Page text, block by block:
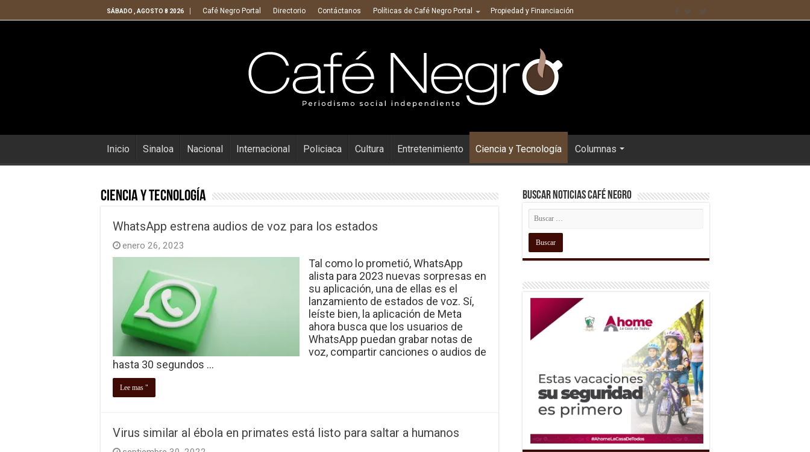
SÁBADO , AGOSTO 8 2026 Café Negro Portal Directorio Contáctanos Políticas de Café Negro Portal Propiedad y Financiación
Inicio Sinaloa Nacional Internacional Policiaca Cultura Entretenimiento Ciencia y Tecnología Columnas
Ciencia y Tecnología
WhatsApp estrena audios de voz para los estados
enero 26, 2023
Tal como lo prometió, WhatsApp
alista para 2023 nuevas sorpresas en
su aplicación, una de ellas es el
lanzamiento de estados de voz. Sí,
leíste bien, la aplicación de Meta
ahora busca que los usuarios de
WhatsApp puedan grabar notas de
voz, compartir canciones o audios de
hasta 30 segundos …
Lee mas "
Virus similar al ébola en primates está listo para saltar a humanos
Buscar Noticias Café Negro